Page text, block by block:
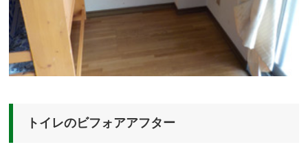
トイレのビフォアアフター